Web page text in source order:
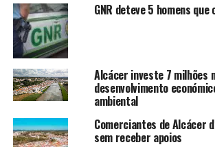
GNR deteve 5 homens
Alcácer investe 7 milhões
desenvolvimento
ambiental
Comerciantes de Alcácer
sem receber apoios